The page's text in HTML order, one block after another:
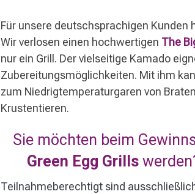
Für unsere deutschsprachigen
Wir verlosen einen hochwertigen The
nur ein Grill. Der vielseitige Kamado
Zubereitungsmöglichkeiten. Mit ihm
zum Niedrigtemperaturgaren von
Krustentieren.
Sie möchten beim
Green Egg Grills
Teilnahmeberechtigt sind